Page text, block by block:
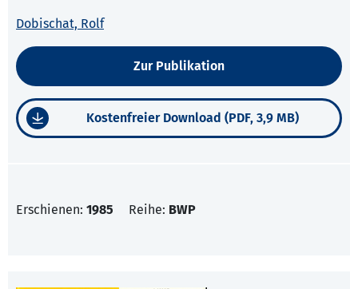
Dobischat, Rolf
Zur Publikation
Kostenfreier Download (PDF, 3,9 MB)
Erschienen: 1985 Reihe: BWP